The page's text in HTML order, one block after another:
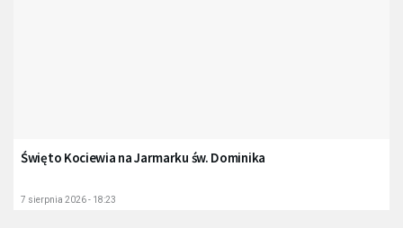
Święto Kociewia na Jarmarku św. Dominika
7 sierpnia 2026 - 18:23